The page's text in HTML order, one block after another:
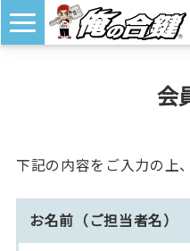
会
下記の内容をご入力の上
お名前（ご担当者名）